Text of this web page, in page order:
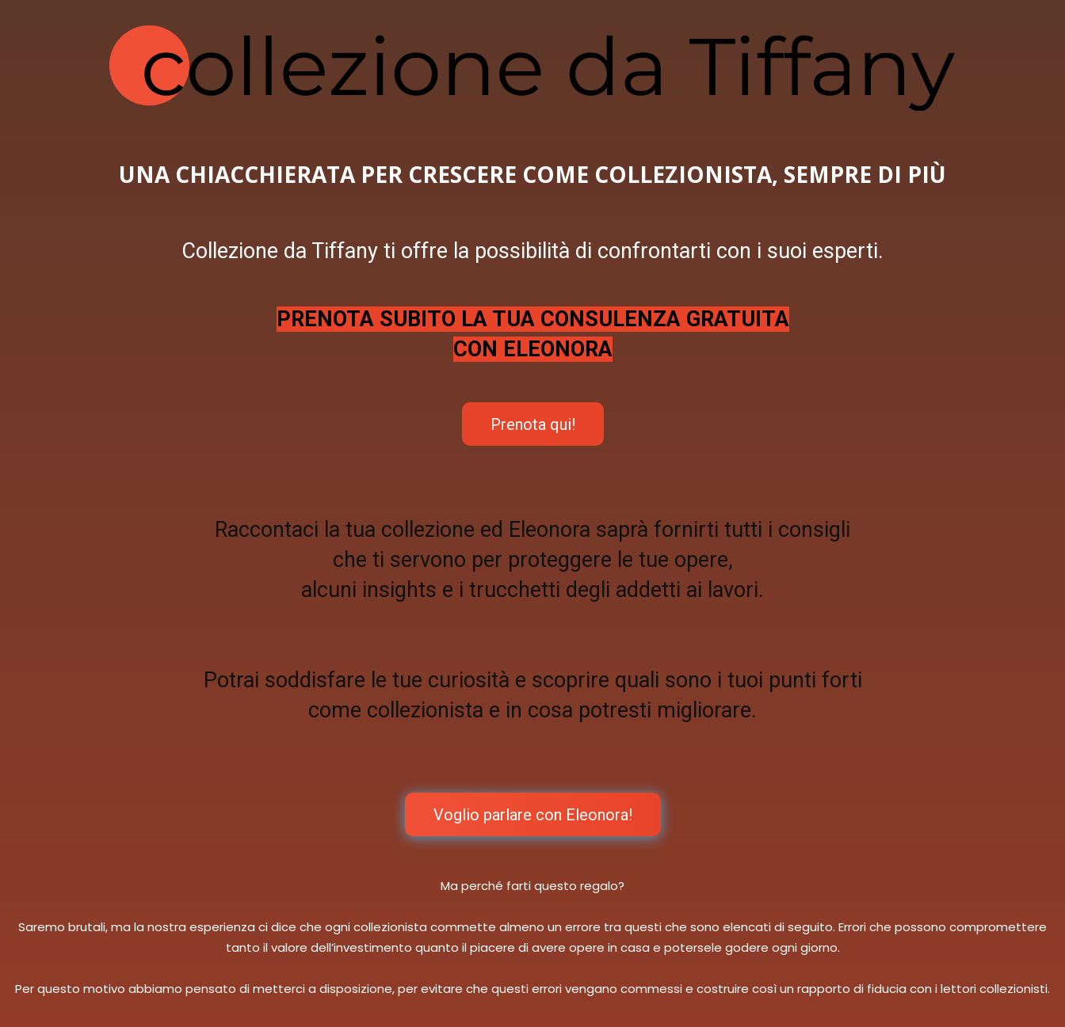
UNA CHIACCHIERATA PER CRESCERE COME COLLEZIONISTA, SEMPRE DI PIÙ
Collezione da Tiffany ti offre la possibilità di confrontarti con i suoi esperti.
PRENOTA SUBITO LA TUA CONSULENZA GRATUITA
CON ELEONORA
Prenota qui!
Raccontaci la tua collezione ed Eleonora saprà fornirti tutti i consigli
che ti servono per proteggere le tue opere,
alcuni insights e i trucchetti degli addetti ai lavori.
Potrai soddisfare le tue curiosità e scoprire quali sono i tuoi punti forti
come collezionista e in cosa potresti migliorare.
Voglio parlare con Eleonora!
Ma perché farti questo regalo?
Saremo brutali, ma la nostra esperienza ci dice che ogni collezionista commette almeno un errore tra questi che sono elencati di seguito. Errori che possono compromettere
tanto il valore dell’investimento quanto il piacere di avere opere in casa e potersele godere ogni giorno.
Per questo motivo abbiamo pensato di metterci a disposizione, per evitare che questi errori vengano commessi e costruire così un rapporto di fiducia con i lettori collezionisti.